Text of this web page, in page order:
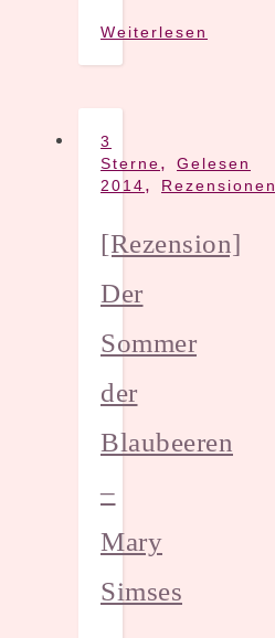
Weiterlesen
3
Sterne, Gelesen
2014, Rezensionen
[Rezension]
Der
Sommer
der
Blaubeeren
–
Mary
Simses